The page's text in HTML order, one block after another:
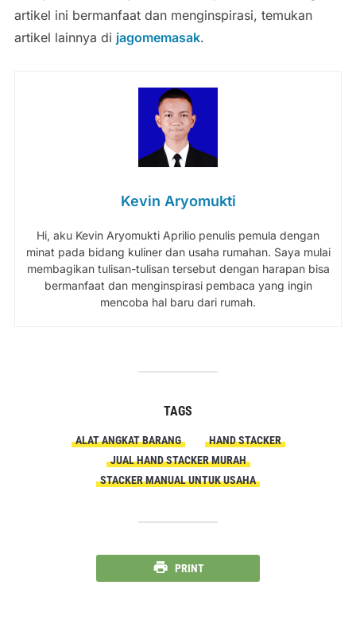
artikel ini bermanfaat dan menginspirasi, temukan
artikel lainnya di jagomemasak.
Kevin Aryomukti
Hi, aku Kevin Aryomukti Aprilio penulis pemula dengan
minat pada bidang kuliner dan usaha rumahan. Saya mulai
membagikan tulisan-tulisan tersebut dengan harapan bisa
bermanfaat dan menginspirasi pembaca yang ingin
mencoba hal baru dari rumah.
TAGS
ALAT ANGKAT BARANG
HAND STACKER
JUAL HAND STACKER MURAH
STACKER MANUAL UNTUK USAHA
PRINT